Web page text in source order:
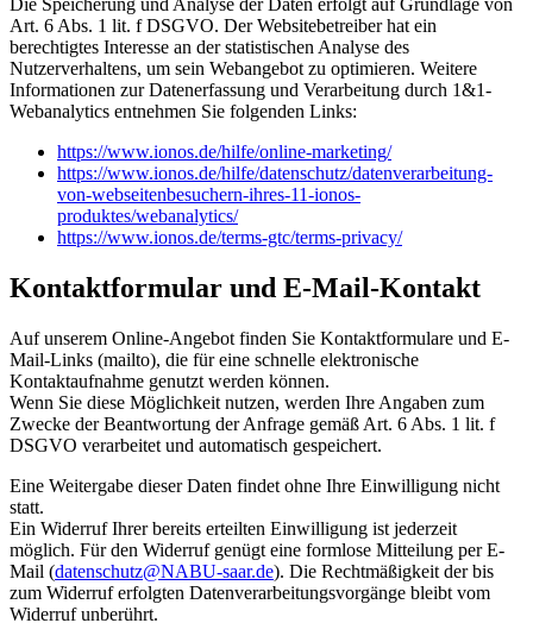
Die Speicherung und Analyse der Daten erfolgt auf Grundlage von
Art. 6 Abs. 1 lit. f DSGVO. Der Websitebetreiber hat ein
berechtigtes Interesse an der statistischen Analyse des
Nutzerverhaltens, um sein Webangebot zu optimieren. Weitere
Informationen zur Datenerfassung und Verarbeitung durch 1&1-
Webanalytics entnehmen Sie folgenden Links:
https://www.ionos.de/hilfe/online-marketing/
https://www.ionos.de/hilfe/datenschutz/datenverarbeitung-
von-webseitenbesuchern-ihres-11-ionos-
produktes/webanalytics/
https://www.ionos.de/terms-gtc/terms-privacy/
Kontaktformular und E-Mail-Kontakt
Auf unserem Online-Angebot finden Sie Kontaktformulare und E-
Mail-Links (mailto), die für eine schnelle elektronische
Kontaktaufnahme genutzt werden können.
Wenn Sie diese Möglichkeit nutzen, werden Ihre Angaben zum
Zwecke der Beantwortung der Anfrage gemäß Art. 6 Abs. 1 lit. f
DSGVO verarbeitet und automatisch gespeichert.
Eine Weitergabe dieser Daten findet ohne Ihre Einwilligung nicht
statt.
Ein Widerruf Ihrer bereits erteilten Einwilligung ist jederzeit
möglich. Für den Widerruf genügt eine formlose Mitteilung per E-
Mail (datenschutz@NABU-saar.de). Die Rechtmäßigkeit der bis
zum Widerruf erfolgten Datenverarbeitungsvorgänge bleibt vom
Widerruf unberührt.